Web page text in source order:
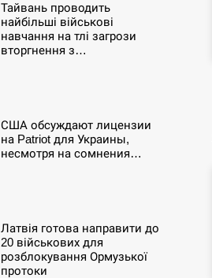
Тайвань проводить
найбільші військові
навчання на тлі загрози
вторгнення з…
США обсуждают лицензии
на Patriot для Украины,
несмотря на сомнения…
Латвія готова направити до
20 військових для
розблокування Ормузької
протоки